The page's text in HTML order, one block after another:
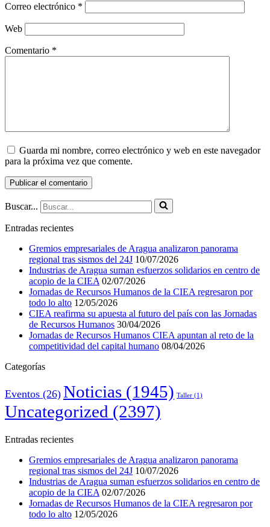
Correo electrónico *
Web
Comentario *
Guarda mi nombre, correo electrónico y web en este navegador
para la próxima vez que comente.
Buscar...
Entradas recientes
Gremios empresariales de Aragua analizaron panorama
regional tras sismos del 24J 10/07/2026
Industrias de Aragua suman esfuerzos solidarios en centro de
acopio de la CIEA 02/07/2026
Jornadas de Recursos Humanos de la CIEA regresaron por
todo lo alto 12/05/2026
CIEA reafirma su apuesta al futuro del país con las Jornadas
de Recursos Humanos 30/04/2026
Jornadas de Recursos Humanos CIEA apuntan al reto de la
competitividad del capital humano 08/04/2026
Categorías
Eventos (26) Noticias (1945) Taller (1)
Uncategorized (2397)
Entradas recientes
Gremios empresariales de Aragua analizaron panorama
regional tras sismos del 24J 10/07/2026
Industrias de Aragua suman esfuerzos solidarios en centro de
acopio de la CIEA 02/07/2026
Jornadas de Recursos Humanos de la CIEA regresaron por
todo lo alto 12/05/2026